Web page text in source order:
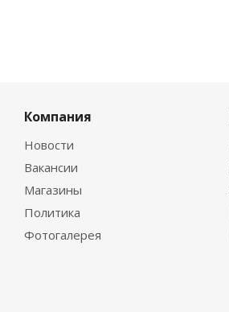
Компания
Новости
Вакансии
Магазины
Политика
Фотогалерея